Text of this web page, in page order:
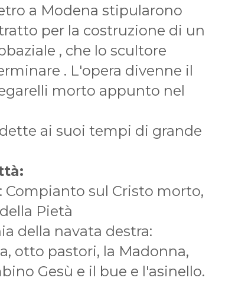
a Modena stipularono
per la costruzione di un
, che lo scultore
. L'opera divenne il
morto appunto nel
ai suoi tempi di grande
Compianto sul Cristo morto,
Pietà
della navata destra:
otto pastori, la Madonna,
Gesù e il bue e l'asinello.